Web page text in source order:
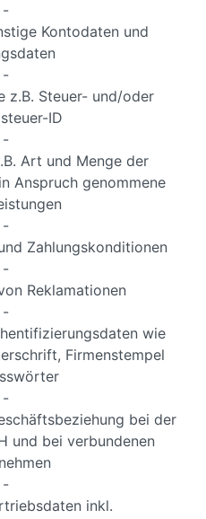
-
Kontodaten und
-
z.B. Steuer- und/oder
ID
-
Art und Menge der
Anspruch genommene
-
Zahlungskonditionen
-
Reklamationen
-
wie
Firmenstempel
-
bei der
und bei verbundenen
-
inkl.